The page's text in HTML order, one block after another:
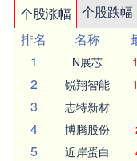
个股涨幅 个股跌幅
排名
名称
1
N展芯
2 锐翔智能
3 志特新材
4 博腾股份
5 近岸蛋白